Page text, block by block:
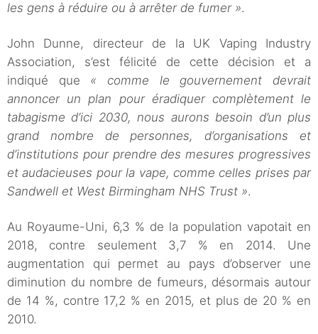
les gens à réduire ou à arrêter de fumer ».
John Dunne, directeur de la UK Vaping Industry
Association, s’est félicité de cette décision et a
indiqué que « comme le gouvernement devrait
annoncer un plan pour éradiquer complètement le
tabagisme d’ici 2030, nous aurons besoin d’un plus
grand nombre de personnes, d’organisations et
d’institutions pour prendre des mesures progressives
et audacieuses pour la vape, comme celles prises par
Sandwell et West Birmingham NHS Trust ».
Au Royaume-Uni, 6,3 % de la population vapotait en
2018, contre seulement 3,7 % en 2014. Une
augmentation qui permet au pays d’observer une
diminution du nombre de fumeurs, désormais autour
de 14 %, contre 17,2 % en 2015, et plus de 20 % en
2010.